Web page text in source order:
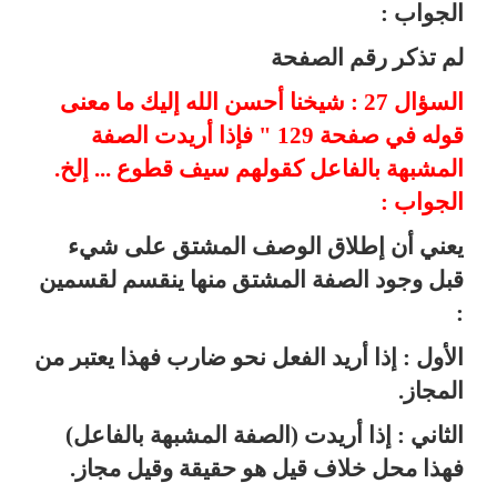
الجواب :
لم تذكر رقم الصفحة
السؤال 27 : شيخنا أحسن الله إليك ما معنى
قوله في صفحة 129 " فإذا أريدت الصفة
المشبهة بالفاعل كقولهم سيف قطوع ... إلخ.
الجواب :
يعني أن إطلاق الوصف المشتق على شيء
قبل وجود الصفة المشتق منها ينقسم لقسمين
:
الأول : إذا أريد الفعل نحو ضارب فهذا يعتبر من
المجاز.
الثاني : إذا أريدت (الصفة المشبهة بالفاعل)
فهذا محل خلاف قيل هو حقيقة وقيل مجاز.